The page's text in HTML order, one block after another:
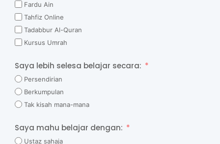
Fardu Ain
Tahfiz Online
Tadabbur Al-Quran
Kursus Umrah
Saya lebih selesa belajar secara:
Persendirian
Berkumpulan
Tak kisah mana-mana
Saya mahu belajar dengan:
Ustaz sahaja